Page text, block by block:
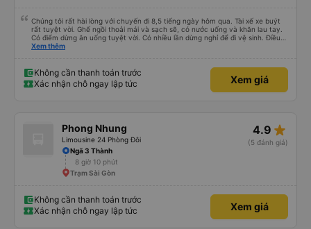
Chúng tôi rất hài lòng với chuyến đi 8,5 tiếng ngày hôm qua. Tài xế xe buýt
rất tuyệt vời. Ghế ngồi thoải mái và sạch sẽ, có nước uống và khăn lau tay.
Có điểm dừng ăn uống tuyệt vời. Có nhiều lần dừng nghỉ để đi vệ sinh. Điều
duy nhất tôi muốn đề xuất để cải thiện là cho phép thanh toán bằng thẻ
Xem thêm
Không cần thanh toán trước
Xác nhận chỗ ngay lập tức
Xem giá
Phong Nhung
Limousine 24 Phòng Đôi
4.9 star_rate
(5 đánh giá)
Ngã 3 Thành
8 giờ 10 phút
Trạm Sài Gòn
Không cần thanh toán trước
Xác nhận chỗ ngay lập tức
Xem giá